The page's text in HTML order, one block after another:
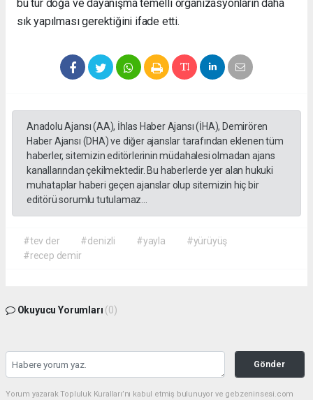
bu tür doğa ve dayanışma temelli organizasyonların daha
sık yapılması gerektiğini ifade etti.
Anadolu Ajansı (AA), İhlas Haber Ajansı (İHA), Demirören
Haber Ajansı (DHA) ve diğer ajanslar tarafından eklenen tüm
haberler, sitemizin editörlerinin müdahalesi olmadan ajans
kanallarından çekilmektedir. Bu haberlerde yer alan hukuki
muhataplar haberi geçen ajanslar olup sitemizin hiç bir
editörü sorumlu tutulamaz...
#tev der #denizli #yayla
#yürüyüş
#recep demir
Okuyucu Yorumları (0)
Gönder
Yorum yazarak Topluluk Kuralları’nı kabul etmiş bulunuyor ve gebzeninsesi.com